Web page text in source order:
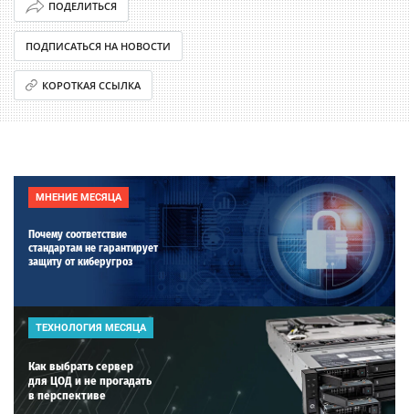
ПОДЕЛИТЬСЯ
ПОДПИСАТЬСЯ НА НОВОСТИ
КОРОТКАЯ ССЫЛКА
МНЕНИЕ МЕСЯЦА
Почему соответствие
стандартам не гарантирует
защиту от киберугроз
ТЕХНОЛОГИЯ МЕСЯЦА
Как выбрать сервер
для ЦОД и не прогадать
в перспективе